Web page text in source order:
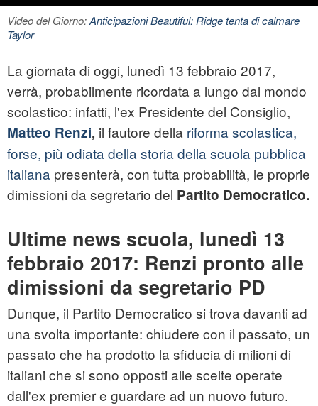
Video del Giorno:Anticipazioni Beautiful: Ridge tenta di calmare
Taylor
La giornata di oggi, lunedì 13 febbraio 2017,
verrà, probabilmente ricordata a lungo dal mondo
scolastico: infatti, l'ex Presidente del Consiglio,
Matteo Renzi, il fautore della riforma scolastica,
forse, più odiata della storia della scuola pubblica
italiana presenterà, con tutta probabilità, le proprie
dimissioni da segretario del Partito Democratico.
Ultime news scuola, lunedì 13
febbraio 2017: Renzi pronto alle
dimissioni da segretario PD
Dunque, il Partito Democratico si trova davanti ad
una svolta importante: chiudere con il passato, un
passato che ha prodotto la sfiducia di milioni di
italiani che si sono opposti alle scelte operate
dall'ex premier e guardare ad un nuovo futuro.